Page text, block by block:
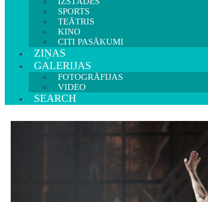
SPORTS
TEĀTRIS
KINO
CITI PASĀKUMI
ZIŅAS
GALERIJAS
FOTOGRĀFIJAS
VIDEO
SEARCH